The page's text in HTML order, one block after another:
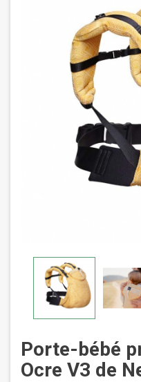
Porte-bébé
Ocre V3 de